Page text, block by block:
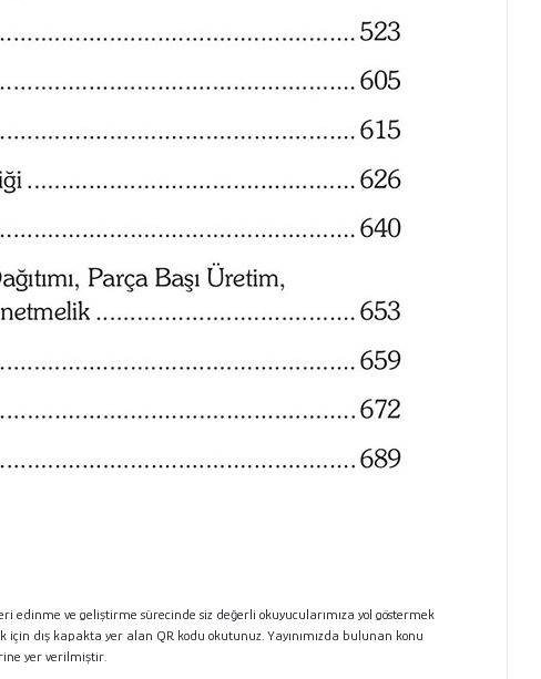
edinme ve geliştirme sürecinde siz değerli okuyucularımıza yol göstermek
için dış kapakta yer alan QR kodu okutunuz. Yayınımızda bulunan konu
yer verilmiştir.